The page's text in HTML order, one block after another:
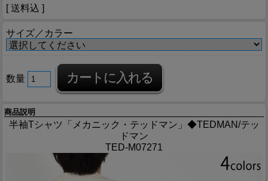
[ 送料込 ]
サイズ／カラー
数量
商品説明
半袖Tシャツ「メカニック・テッドマン」◆TEDMAN/テッ
ドマン
TED-M07271